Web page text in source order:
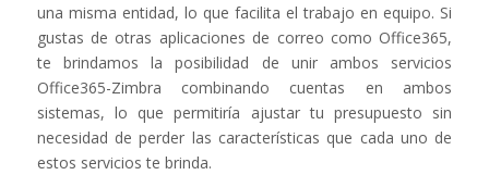
una misma entidad, lo que facilita el trabajo en equipo. Si
gustas de otras aplicaciones de correo como Office365,
te brindamos la posibilidad de unir ambos servicios
Office365-Zimbra combinando cuentas en ambos
sistemas, lo que permitiría ajustar tu presupuesto sin
necesidad de perder las características que cada uno de
estos servicios te brinda.